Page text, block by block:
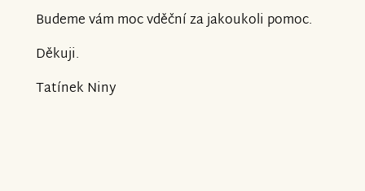
Budeme vám moc vděční za jakoukoli pomoc.
Děkuji.
Tatínek Niny